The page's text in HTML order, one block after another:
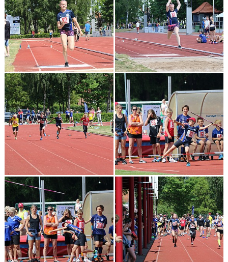
KONTAKT
LÄNKAR
INTERNA TÄVLINGAR
GIFT GENARPS IF TRAIL 2026
ANMÄLAN TILL LÖPGRUPPEN